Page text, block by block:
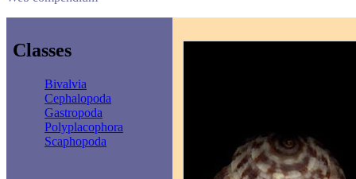
Classes
Bivalvia
Cephalopoda
Gastropoda
Polyplacophora
Scaphopoda